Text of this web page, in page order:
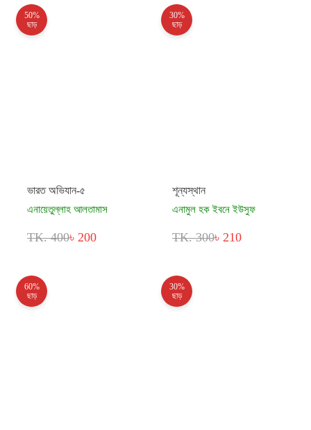
50%
ছাড়
ভারত অভিযান-৫
এনায়েতুল্লাহ আলতামাস
TK. 400৳ 200
30%
ছাড়
শূন্যস্থান
এনামুল হক ইবনে ইউসুফ
TK. 300৳ 210
60%
ছাড়
30%
ছাড়